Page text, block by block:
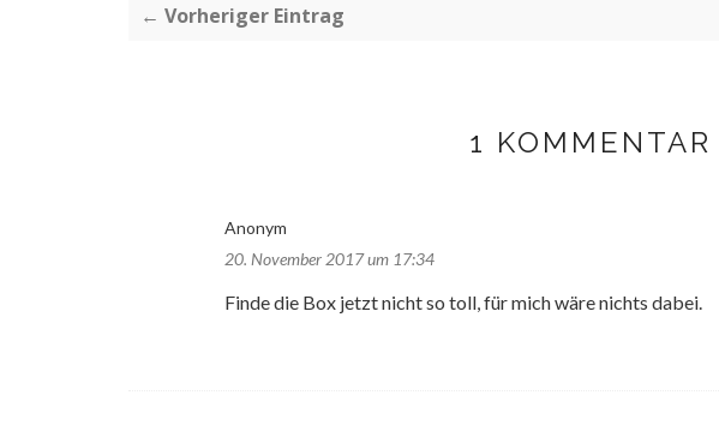
← Vorheriger Eintrag
1 KOMMENTAR
Anonym
20. November 2017 um 17:34
Finde die Box jetzt nicht so toll, für mich wäre nichts dabei.